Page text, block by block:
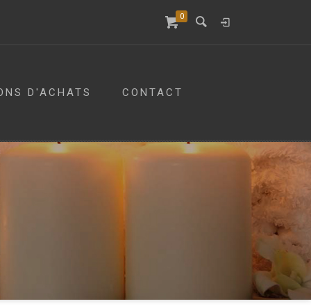
0
D'ACHATS CONTACT